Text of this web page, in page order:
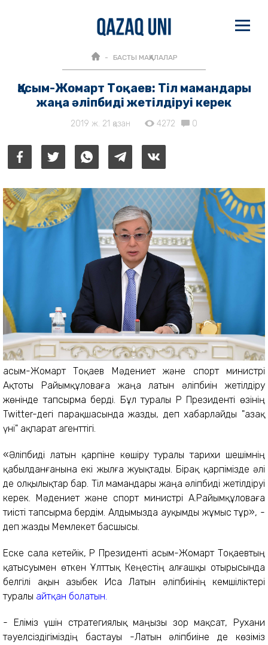
БАСТЫ МАҚАЛАЛАР
Қасым-Жомарт Тоқаев: Тіл мамандары
жаңа әліпбиді жетілдіруі керек
2019 ж. 21 қазан 4272 0
Қасым-Жомарт Тоқаев Мәдениет және спорт министрі
Ақтоты Райымқұловаға жаңа латын әліпбиін жетілдіру
жөнінде тапсырма берді. Бұл туралы ҚР Президенті өзінің
Twitter-дегі парақшасында жазды, деп хабарлайды "Қазақ
үні" ақпарат агенттігі.
«Әліпбиді латын қарпіне көшіру туралы тарихи шешімнің
қабылданғанына екі жылға жуықтады. Бірақ қарпімізде әлі
де олқылықтар бар. Тіл мамандары жаңа әліпбиді жетілдіруі
керек. Мәдениет және спорт министрі А.Райымқұловаға
тиісті тапсырма бердім. Алдымызда ауқымды жұмыс тұр», -
деп жазды Мемлекет басшысы.
Еске сала кетейік, ҚР Президенті Қасым-Жомарт Тоқаевтың
қатысуымен өткен Ұлттық Кеңестің алғашқы отырысында
белгілі ақын Қазыбек Иса Латын әліпбиінің кемшіліктері
туралы айтқан болатын.
- Еліміз үшін стратегиялық маңызы зор мақсат, Рухани
тәуелсіздігіміздің бастауы -Латын әліпбиіне де көзіміз